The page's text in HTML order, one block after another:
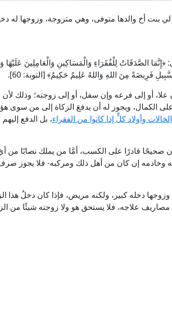
بنت أخ والدها متوفى، وهي متزوجة، وزوجها له
الصَّدَقَاتُ لِلْفُقَرَاءِ وَالْمَسَاكِينِ وَالْعَامِلِينَ عَلَيْهَا
فَرِيضَةً مِنَ اللهِ وَاللهُ عَلِيمٌ حَكِيمٌ﴾ [التوبة: 60].
أو إلى فرعه وإن سفل، أو إلى زوجته؛ وذلك لأن
على الكمال، ويجوز له أن يدفعَ الزكاة إلى من سوى
وأولاد كلٍّ إذا كانوا من الفقراء، بل الدفع إليهم
صحيحًا قادرًا على الكسب، أمَّا من يملك نصابًا من
وخادمه إن كان من أهل ذلك ومركبه- فلا يجوز
دخله كبير، ولكنه مريض، فإذا كان دخلُ هذا
علاجه، فلا يستحق هو ولا زوجته شيئًا من